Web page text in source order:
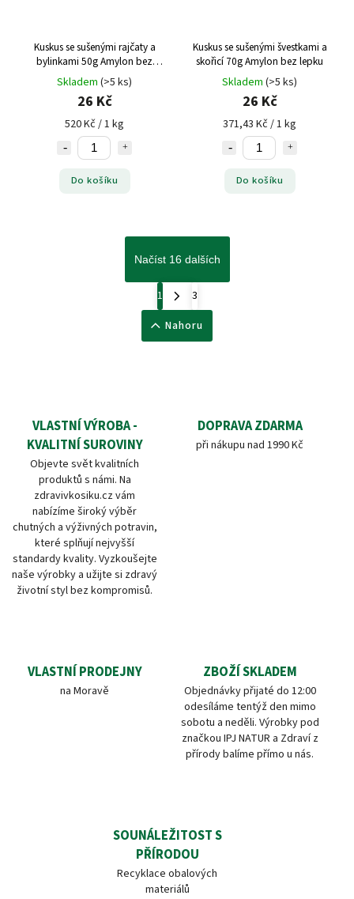
Kuskus se sušenými rajčaty a
bylinkami 50g Amylon bez
lepku
Skladem (>5 ks)
26 Kč
520 Kč / 1 kg
Do košíku
Kuskus se sušenými švestkami a
skořicí 70g Amylon bez lepku
Skladem (>5 ks)
26 Kč
371,43 Kč / 1 kg
Do košíku
Načíst 16 dalších
1
3
Nahoru
VLASTNÍ VÝROBA -
KVALITNÍ SUROVINY
Objevte svět kvalitních
produktů s námi. Na
zdravivkosiku.cz vám
nabízíme široký výběr
chutných a výživných potravin,
které splňují nejvyšší
standardy kvality. Vyzkoušejte
naše výrobky a užijte si zdravý
životní styl bez kompromisů.
DOPRAVA ZDARMA
při nákupu nad 1990 Kč
VLASTNÍ PRODEJNY
na Moravě
ZBOŽÍ SKLADEM
Objednávky přijaté do 12:00
odesíláme tentýž den mimo
sobotu a neděli. Výrobky pod
značkou IPJ NATUR a Zdraví z
přírody balíme přímo u nás.
SOUNÁLEŽITOST S
PŘÍRODOU
Recyklace obalových
materiálů